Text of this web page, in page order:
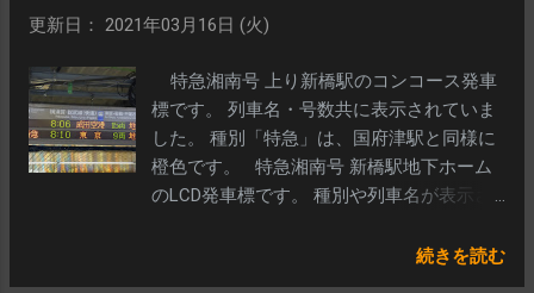
更新日： 2021年03月16日 (火)
特急湘南号 上り新橋駅のコンコース発車
標です。 列車名・号数共に表示されていま
した。 種別「特急」は、国府津駅と同様に
橙色です。 特急湘南号 新橋駅地下ホーム
のLCD発車標です。 種別や列車名が表示さ
どうかの区別がつきません。 （あえて言え
続きを読む